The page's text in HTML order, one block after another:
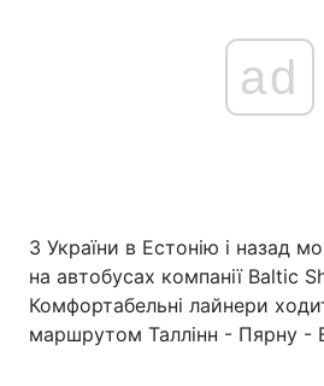
ad
З України в Естонію і назад
на автобусах компанії Baltic
Комфортабельні лайнери
маршрутом Таллінн - Пярну -